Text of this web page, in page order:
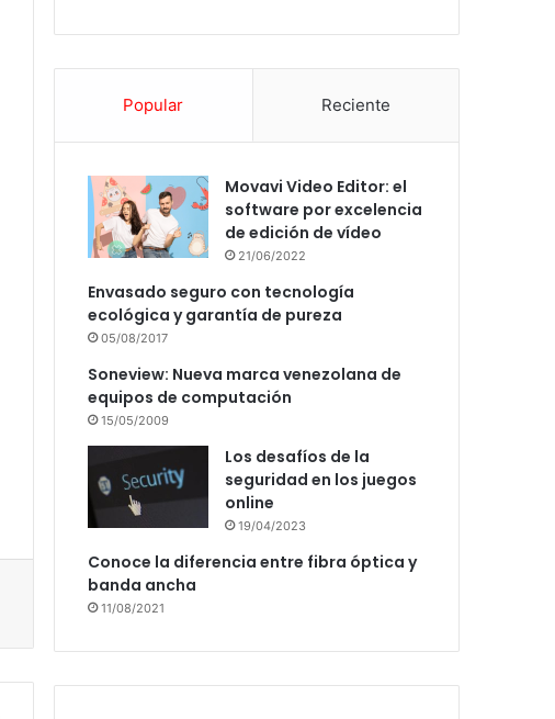
Popular Reciente
Movavi Video Editor: el
software por excelencia
de edición de vídeo
21/06/2022
Envasado seguro con tecnología
ecológica y garantía de pureza
05/08/2017
Soneview: Nueva marca venezolana de
equipos de computación
15/05/2009
Los desafíos de la
seguridad en los juegos
online
19/04/2023
Conoce la diferencia entre fibra óptica y
banda ancha
11/08/2021